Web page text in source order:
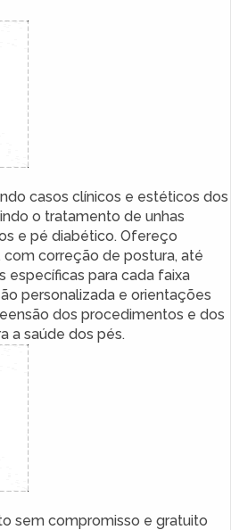
casos clínicos e estéticos dos
o tratamento de unhas
e pé diabético. Ofereço
correção de postura, até
específicas para cada faixa
personalizada e orientações
dos procedimentos e dos
a saúde dos pés.
sem compromisso e gratuito